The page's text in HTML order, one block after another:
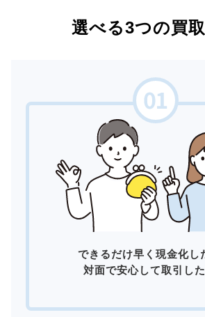
選べる3つの買
できるだけ早く現金化し
対面で安心して取引した